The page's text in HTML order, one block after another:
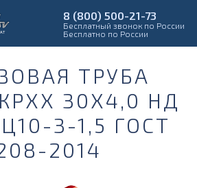
8 (800) 500-21-73
Бесплатный звонок по России
Бесплатно по России
ТРУБА
30Х4,0 НД
3-1,5 ГОСТ
2014